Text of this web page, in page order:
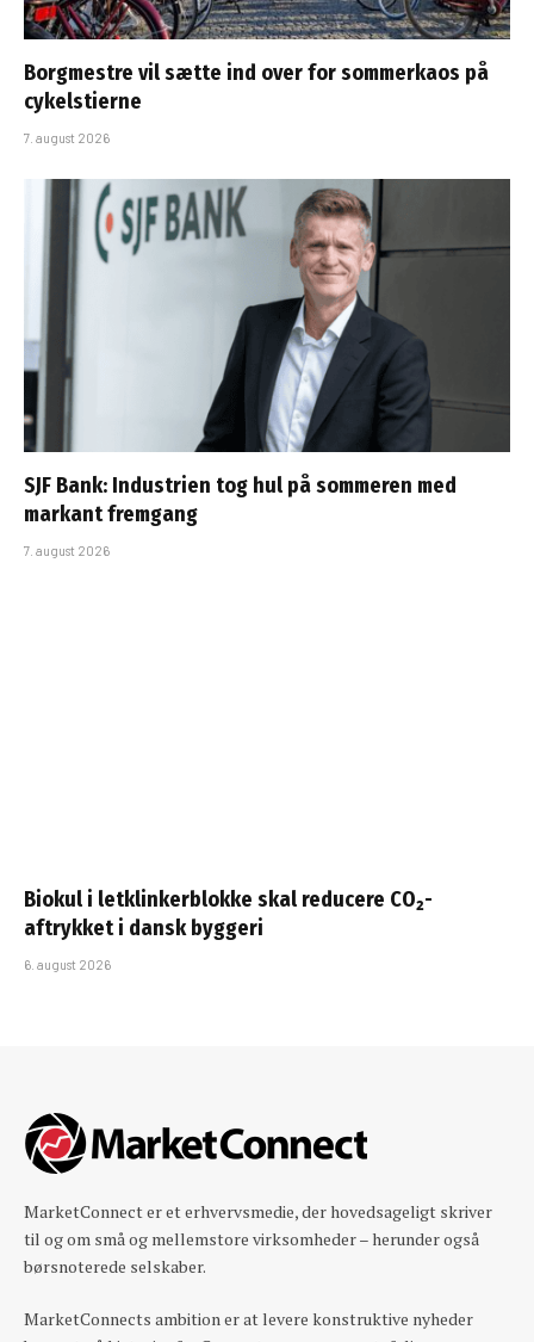
Borgmestre vil sætte ind over for sommerkaos på
cykelstierne
7. august 2026
SJF Bank: Industrien tog hul på sommeren med
markant fremgang
7. august 2026
Biokul i letklinkerblokke skal reducere CO₂-
aftrykket i dansk byggeri
6. august 2026
MarketConnect er et erhvervsmedie, der hovedsageligt skriver
til og om små og mellemstore virksomheder – herunder også
børsnoterede selskaber.
MarketConnects ambition er at levere konstruktive nyheder